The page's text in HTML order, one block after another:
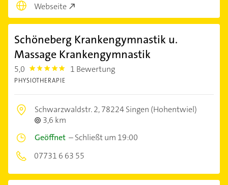
Webseite
Schöneberg Krankengymnastik u.
Massage Krankengymnastik
5,0 5.0 1 Bewertung
PHYSIOTHERAPIE
Schwarzwaldstr. 2,78224 Singen (Hohentwiel)
3,6 km
Geöffnet –Schließt um 19:00
07731 6 63 55